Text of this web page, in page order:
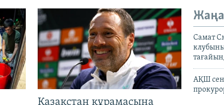
Қазақстан құрамасына
Самат
АҚШ